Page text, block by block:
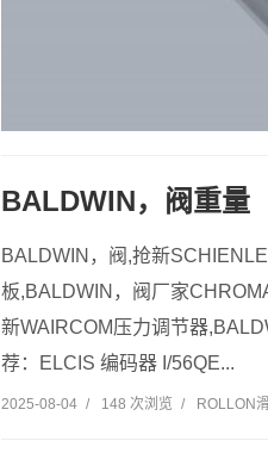
BALDWIN，阀重量
BALDWIN，阀,抢新
板,BALDWIN，阀厂家
新WAIRCOM压力调节器
荐：ELCIS 编码器 I/56QE...
2025-08-04 / 148 次浏览 / ROLLON